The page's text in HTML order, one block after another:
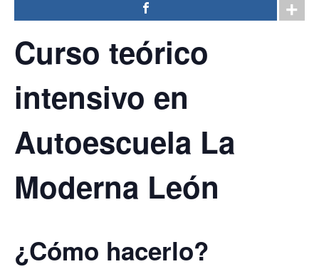
Curso teórico
intensivo en
Autoescuela La
Moderna León
¿Cómo hacerlo?